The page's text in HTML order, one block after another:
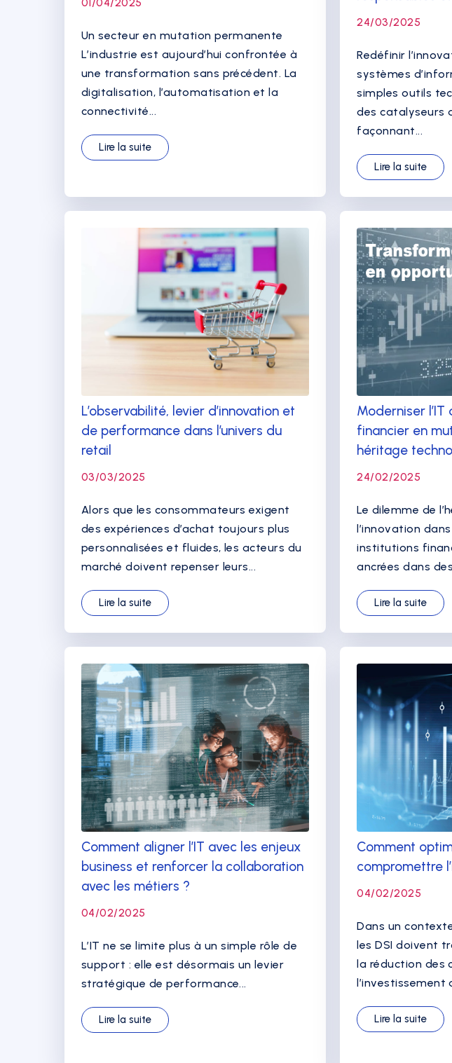
Un secteur en mutation permanente
L’industrie est aujourd’hui confrontée à
une transformation sans précédent. La
digitalisation, l’automatisation et la
connectivité...
Lire la suite
24/03/2025
Redéfinir
systèmes
simples outils
des catalyseurs
façonnant...
Lire la suite
L’observabilité, levier d’innovation et
de performance dans l’univers du
retail
03/03/2025
Alors que les consommateurs exigent
des expériences d’achat toujours plus
personnalisées et fluides, les acteurs du
marché doivent repenser leurs...
Lire la suite
Moderniser
financier en
héritage
24/02/2025
Le dilemme de
l’innovation
institutions
ancrées dans
Lire la suite
Comment aligner l’IT avec les enjeux
business et renforcer la collaboration
avec les métiers ?
04/02/2025
L’IT ne se limite plus à un simple rôle de
support : elle est désormais un levier
stratégique de performance...
Lire la suite
Comment
compromettre
04/02/2025
Dans un
les DSI doivent
la réduction des
l’investissement
Lire la suite